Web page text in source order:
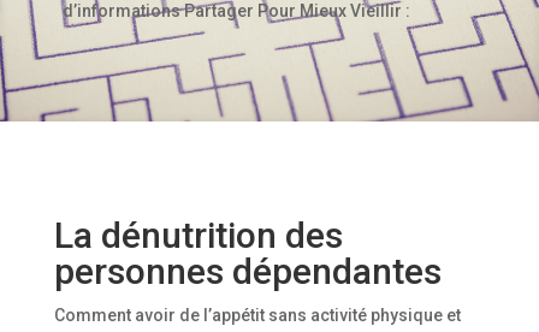
d’informations Partager Pour Mieux Vieillir :
La dénutrition des
personnes dépendantes
Comment avoir de l’appétit sans activité physique et